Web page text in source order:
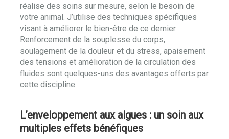
réalise des soins sur mesure, selon le besoin de
votre animal. J’utilise des techniques spécifiques
visant à améliorer le bien-être de ce dernier.
Renforcement de la souplesse du corps,
soulagement de la douleur et du stress, apaisement
des tensions et amélioration de la circulation des
fluides sont quelques-uns des avantages offerts par
cette discipline.
L’enveloppement aux algues : un soin aux
multiples effets bénéfiques